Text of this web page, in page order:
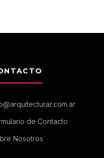
de Contacto
Nosotros